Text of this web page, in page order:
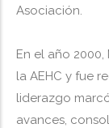
Asociación.
En el año
la AEHC y fue
liderazgo
avances,